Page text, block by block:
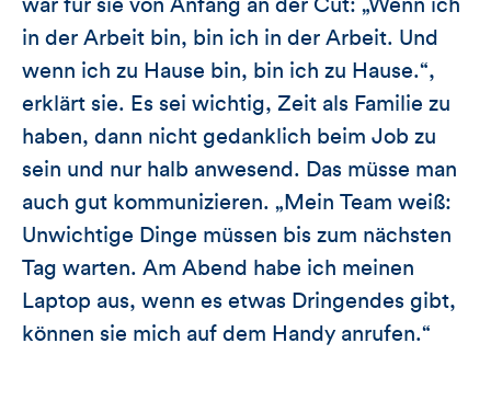
war für sie von Anfang an der Cut: „Wenn ich
in der Arbeit bin, bin ich in der Arbeit. Und
wenn ich zu Hause bin, bin ich zu Hause.“,
erklärt sie. Es sei wichtig, Zeit als Familie zu
haben, dann nicht gedanklich beim Job zu
sein und nur halb anwesend. Das müsse man
auch gut kommunizieren. „Mein Team weiß:
Unwichtige Dinge müssen bis zum nächsten
Tag warten. Am Abend habe ich meinen
Laptop aus, wenn es etwas Dringendes gibt,
können sie mich auf dem Handy anrufen.“